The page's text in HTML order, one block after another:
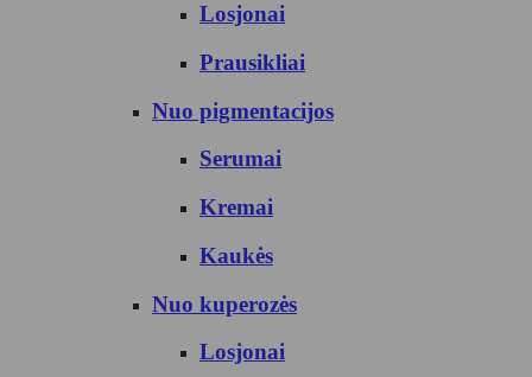
Losjonai
Prausikliai
Nuo pigmentacijos
Serumai
Kremai
Kaukės
Nuo kuperozės
Losjonai